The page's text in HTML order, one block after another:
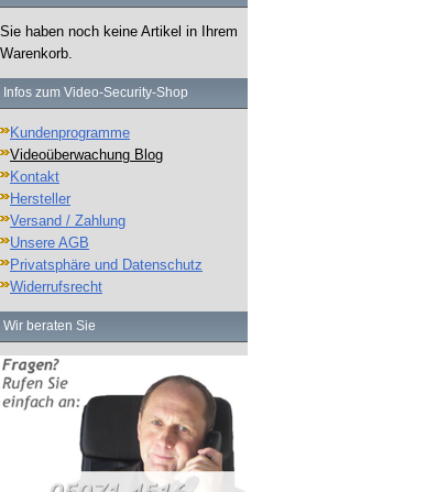
Sie haben noch keine Artikel in Ihrem
Warenkorb.
Infos zum Video-Security-Shop
Kundenprogramme
Videoüberwachung Blog
Kontakt
Hersteller
Versand / Zahlung
Unsere AGB
Privatsphäre und Datenschutz
Widerrufsrecht
Wir beraten Sie